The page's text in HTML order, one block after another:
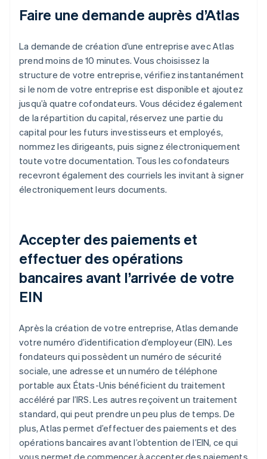
Faire une demande auprès d’Atlas
La demande de création d’une entreprise avec Atlas
prend moins de 10 minutes. Vous choisissez la
structure de votre entreprise, vérifiez instantanément
si le nom de votre entreprise est disponible et ajoutez
jusqu’à quatre cofondateurs. Vous décidez également
de la répartition du capital, réservez une partie du
capital pour les futurs investisseurs et employés,
nommez les dirigeants, puis signez électroniquement
toute votre documentation. Tous les cofondateurs
recevront également des courriels les invitant à signer
électroniquement leurs documents.
Accepter des paiements et
effectuer des opérations
bancaires avant l’arrivée de votre
EIN
Après la création de votre entreprise, Atlas demande
votre numéro d’identification d’employeur (EIN). Les
fondateurs qui possèdent un numéro de sécurité
sociale, une adresse et un numéro de téléphone
portable aux États-Unis bénéficient du traitement
accéléré par l’IRS. Les autres reçoivent un traitement
standard, qui peut prendre un peu plus de temps. De
plus, Atlas permet d’effectuer des paiements et des
opérations bancaires avant l’obtention de l’EIN, ce qui